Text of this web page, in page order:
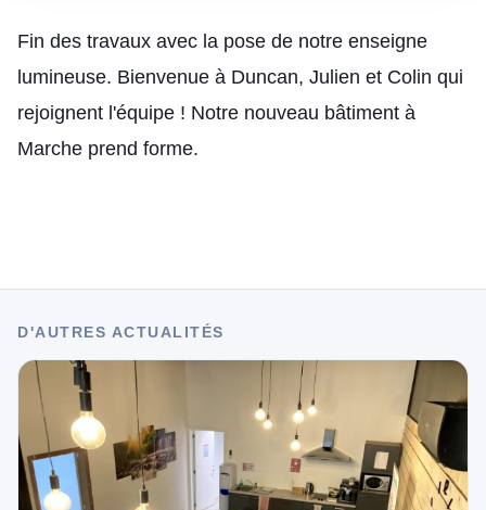
Fin des travaux avec la pose de notre enseigne
lumineuse. Bienvenue à Duncan, Julien et Colin qui
rejoignent l'équipe ! Notre nouveau bâtiment à
Marche prend forme.
D'AUTRES ACTUALITÉS